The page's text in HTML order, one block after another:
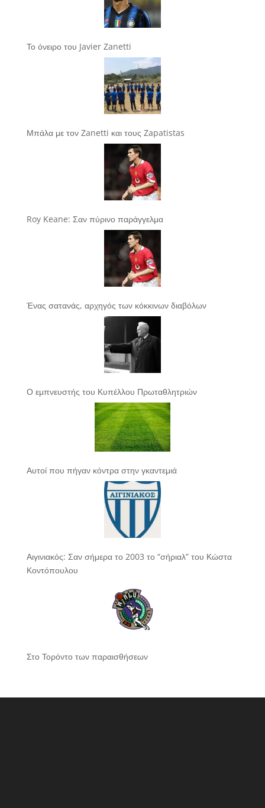
Το όνειρο του Javier Zanetti
Μπάλα με τον Zanetti και τους Zapatistas
Roy Keane: Σαν πύρινο παράγγελμα
Ένας σατανάς, αρχηγός των κόκκινων διαβόλων
Ο εμπνευστής του Κυπέλλου Πρωταθλητριών
Αυτοί που πήγαν κόντρα στην γκαντεμιά
Αιγινιακός: Σαν σήμερα το 2003 το “σήριαλ” του Κώστα
Κοντόπουλου
Στο Τορόντο των παραισθήσεων